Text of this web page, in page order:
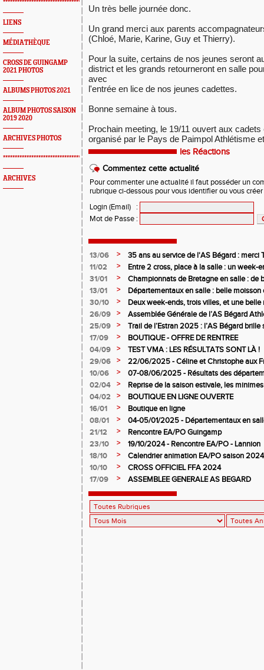
*************************************************
LIENS
MÉDIATHÈQUE
CROSS DE GUINGAMP
2021 PHOTOS
ALBUMS PHOTOS 2021
ALBUM PHOTOS SAISON
2019 2020
ARCHIVES PHOTOS
*************************************************
ARCHIVES
Un très belle journée donc.
Un grand merci aux parents
(Chloé, Marie, Karine, Guy et Thierry).
Pour la suite, certains de nos jeunes seront
district et les grands retourneront en salle
avec
l'entrée en lice de nos jeunes cadettes.
Bonne semaine à tous.
Prochain meeting, le 19/11 ouvert aux
organisé par le Pays de Paimpol Athlétisme
les Réactions
Commentez cette actualité
Pour commenter une actualité il faut posséder un
rubrique ci-dessous pour vous identifier ou vous
Login (Email)
:
Mot de Passe :
13/06 >
35 ans au service de l'AS Bégard : merci
11/02
>
Entre 2 cross, place à la salle : un week-
31/01
>
Championnats de Bretagne en salle : de
juniors filles de l’AS Bégard Athlétisme
13/01 >
Départementaux en salle : belle moisson
Bégard Athlétisme
30/10 >
Deux week-ends, trois villes, et une
pour l’AS Bégard !
26/09 >
Assemblée Générale de l’AS Bégard
25/09
>
Trail de l’Estran 2025 : l’AS Bégard brille
17/09
>
BOUTIQUE - OFFRE DE RENTREE
04/09
>
TEST VMA : LES RÉSULTATS SONT LÀ !
29/06
>
22/06/2025 - Céline et Christophe aux
10/06
>
07-08/06/2025 - Résultats des
02/04
>
Reprise de la saison estivale, les
04/02
>
BOUTIQUE EN LIGNE OUVERTE
16/01
>
Boutique en ligne
08/01
>
04-05/01/2025 - Départementaux en
21/12
>
Rencontre EA/PO Guingamp
23/10
>
19/10/2024 - Rencontre EA/PO - Lannion
18/10
>
Calendrier animation EA/PO saison
10/10
>
CROSS OFFICIEL FFA 2024
17/09
> ASSEMBLEE GENERALE AS BEGARD